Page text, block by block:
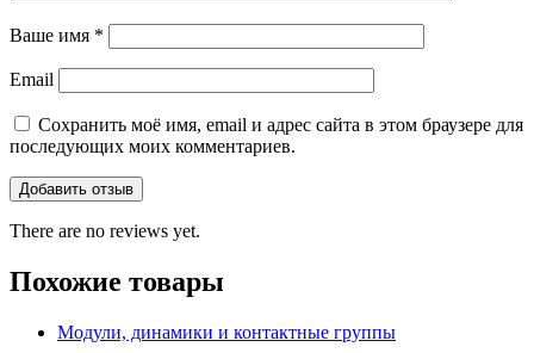
Ваше имя *
Email
Сохранить моё имя, email и адрес сайта в этом браузере для
последующих моих комментариев.
There are no reviews yet.
Похожие товары
Модули, динамики и контактные группы